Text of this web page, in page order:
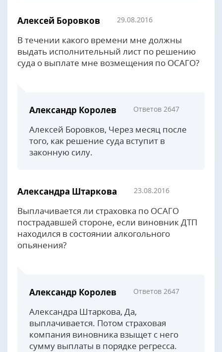
Алексей Боровков 29.08.2016
В течении какого времени мне должны
выдать исполнительный лист по решению
суда о выплате мне возмещения по ОСАГО?
Александр Королев Ответов 2647
Алексей Боровков, Через месяц после
того, как решение суда вступит в
законную силу.
Александра Штаркова 23.08.2016
Выплачивается ли страховка по ОСАГО
пострадавшей стороне, если виновник ДТП
находился в состоянии алкогольного
опьянения?
Александр Королев Ответов 2647
Александра Штаркова, Да,
выплачивается. Потом страховая
компания виновника взыщет с него
сумму выплаты в порядке регресса.